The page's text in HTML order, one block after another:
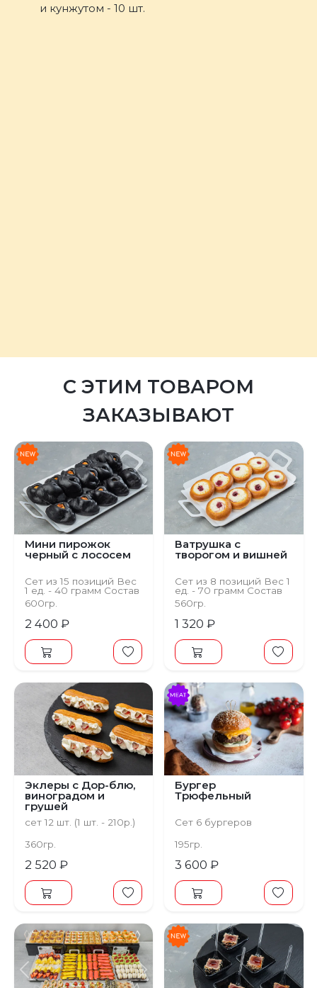
и кунжутом - 10 шт.
С ЭТИМ ТОВАРОМ
ЗАКАЗЫВАЮТ
Мини пирожок
черный с лососем
Сет из 15 позиций Вес
1 ед. - 40 грамм Состав
Тесто пирожковое,
начинка с семгой
600гр.
2 400 ₽
Ватрушка с
творогом и вишней
Сет из 8 позиций Вес 1
ед. - 70 грамм Состав
Тесто на пирожки,
начинка вишневая,
сахарная пудра
560гр.
1 320 ₽
Эклеры с Дор-блю,
виноградом и
грушей
сет 12 шт. (1 шт. - 210р.)
360гр.
2 520 ₽
Бургер
Трюфельный
Сет 6 бургеров
195гр.
3 600 ₽
Предыдущий Следующий